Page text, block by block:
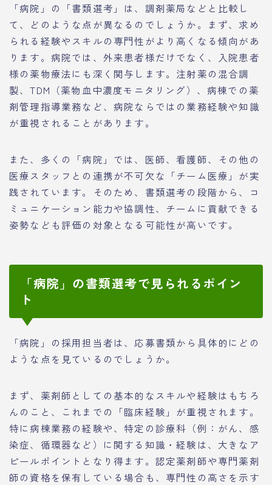
「病院」の「書類選考」は、調剤薬局などと比較し
て、どのような点が異なるのでしょうか。まず、求め
られる経験やスキルの専門性がより高くなる傾向があ
ります。病院では、外来患者様だけでなく、入院患者
様の薬物療法にも深く関与します。注射薬の混合調
製、TDM（薬物血中濃度モニタリング）、病棟での薬
剤管理指導業務など、病院ならではの業務経験や知識
が重視されることがあります。
また、多くの「病院」では、医師、看護師、その他の
医療スタッフとの連携が不可欠な「チーム医療」が実
践されています。そのため、書類選考の段階から、コ
ミュニケーション能力や協調性、チームに貢献できる
姿勢なども評価の対象となる可能性が高いです。
「病院」の書類選考で見られるポイン
ト
「病院」の採用担当者は、応募書類から具体的にどの
ような点を見ているのでしょうか。
まず、薬剤師としての基本的なスキルや経験はもちろ
んのこと、これまでの「臨床経験」が重視されます。
特に病棟業務の経験や、特定の診療科（例：がん、感
染症、循環器など）に関する知識・経験は、大きなア
ピールポイントとなり得ます。認定薬剤師や専門薬剤
師の資格を保有している場合も、専門性の高さを示す